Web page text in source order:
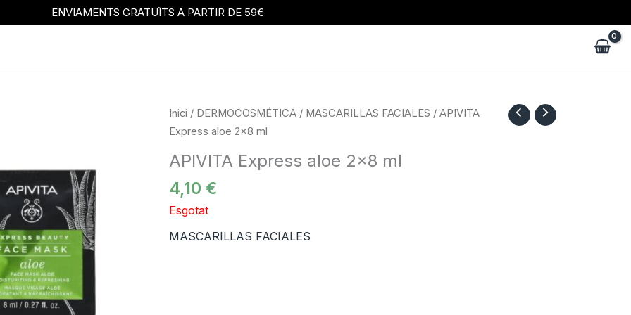
ENVIAMENTS GRATUÏTS A PARTIR DE 59€
Inici / DERMOCOSMÉTICA / MASCARILLAS FACIALES / APIVITA
Express aloe 2×8 ml
APIVITA Express aloe 2×8 ml
4,10 €
Esgotat
MASCARILLAS FACIALES